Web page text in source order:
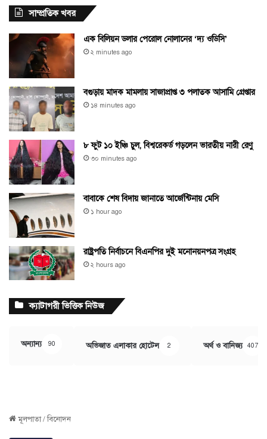
সাম্প্রতিক খবর
এক বিলিয়ন ডলার পেরোল নোলানের ‘দ্য ওডিসি’
২ minutes ago
বগুড়ায় মাদক মামলায় সাজাপ্রাপ্ত ৩ পলাতক আসামি গ্রেপ্তার
১৪ minutes ago
৮ ফুট ১০ ইঞ্চি চুল, বিশ্বরেকর্ড গড়লেন ভারতীয় নারী রেণু
৩০ minutes ago
বাবাকে শেষ বিদায় জানাতে আর্জেন্টিনায় মেসি
১ hour ago
রাষ্ট্রপতি নির্বাচনে বিএনপির দুই মনোনয়নপত্র সংগ্রহ
২ hours ago
ক্যাটাগরী ভিত্তিক নিউজ
অন্যান্য 90 অভিজাত এলাকার হোটেল 2 অর্থ ও বানিজ্য 407